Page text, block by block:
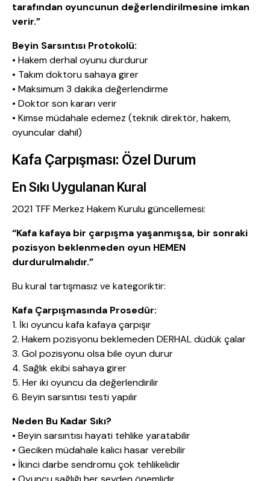
tarafından oyuncunun değerlendirilmesine imkan
verir.”
Beyin Sarsıntısı Protokolü:
• Hakem derhal oyunu durdurur
• Takım doktoru sahaya girer
• Maksimum 3 dakika değerlendirme
• Doktor son kararı verir
• Kimse müdahale edemez (teknik direktör, hakem,
oyuncular dahil)
Kafa Çarpışması: Özel Durum
En Sıkı Uygulanan Kural
2021 TFF Merkez Hakem Kurulu güncellemesi:
“Kafa kafaya bir çarpışma yaşanmışsa, bir sonraki
pozisyon beklenmeden oyun HEMEN
durdurulmalıdır.”
Bu kural tartışmasız ve kategoriktir:
Kafa Çarpışmasında Prosedür:
1. İki oyuncu kafa kafaya çarpışır
2. Hakem pozisyonu beklemeden DERHAL düdük çalar
3. Gol pozisyonu olsa bile oyun durur
4. Sağlık ekibi sahaya girer
5. Her iki oyuncu da değerlendirilir
6. Beyin sarsıntısı testi yapılır
Neden Bu Kadar Sıkı?
• Beyin sarsıntısı hayati tehlike yaratabilir
• Geciken müdahale kalıcı hasar verebilir
• İkinci darbe sendromu çok tehlikelidir